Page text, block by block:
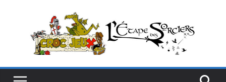
contenu